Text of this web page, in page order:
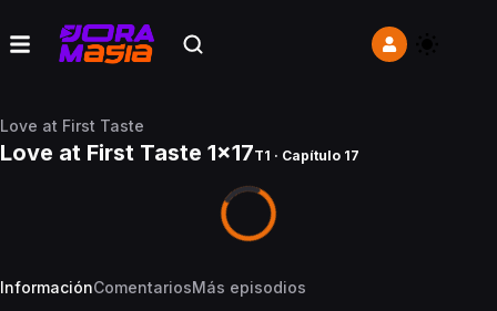
Love at First Taste
Love at First Taste 1x17T1 · Capítulo 17
InformaciónComentariosMás episodios